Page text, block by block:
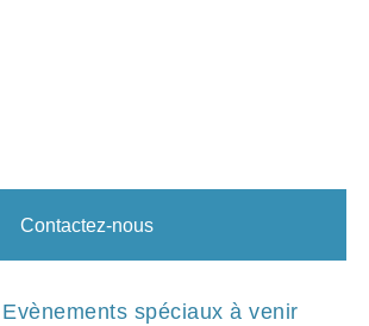
Contactez-nous
Evènements spéciaux à venir